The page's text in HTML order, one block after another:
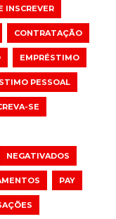
INSCREVER
CONTRATAÇÃO
EMPRÉSTIMO
PESSOAL
SE
NEGATIVADOS
PAY